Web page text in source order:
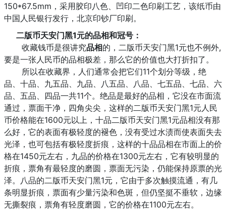
150*67.5mm，采用胶印八色、凹印二色印刷工艺，该纸币由
中国人民银行发行，北京印钞厂印刷。
二版币天安门黑1元的品相和冠号：
收藏钱币是很讲究品相的，二版币天安门黑1元也不例外,
要是一张人民币的品相极差，那么它的价值也大打折扣了。
所以在收藏界，人们通常会把它们11个划分等级，绝
品、十品、九五品、九品、八五品、八品、七五品、七品、六
品、五品、四品一共11个。绝品是最好的品相，它没在市面流
通过，票面干净，四角尖尖，这样的二版币天安门黑1元人民
币价格能在1600元以上，十品二版币天安门黑1元品相没有那
么好，它的表面有极轻度的褪色，没有受过水渍而使表面失去
光泽，也可包括有极轻度折痕，这样的十品品相在市面上的价
格在1450元左右，九品的价格在1300元左右，它有较明显的
折痕，票角有最轻度的磨圆，票面无污染，仍能保持原票的光
泽。八品的二版币天安门黑1元，它由于多次触摸流通，有几
条明显折痕，票面有少量污染和色斑，但仍坚挺不垂软，边缘
无撕裂痕，票角有轻度磨圆，它的价格在1100元左右。